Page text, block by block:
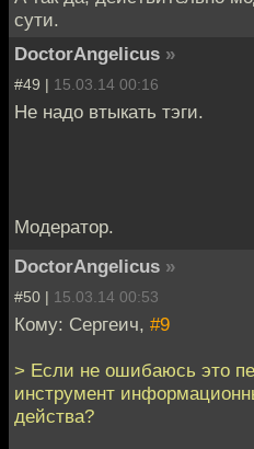
сути.
DoctorAngelicus »
#49 | 15.03.14 00:16
Не надо втыкать тэги.
Модератор.
DoctorAngelicus »
#50 | 15.03.14 00:53
Кому: Сергеич, #9
> Если не ошибаюсь это
инструмент
действа?